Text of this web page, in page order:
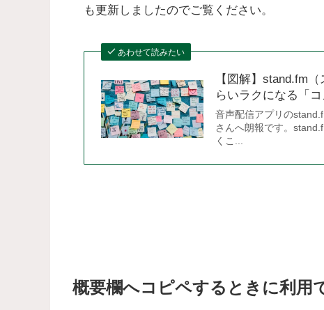
も更新しましたのでご覧ください。
あわせて読みたい
【図解】stand.fm
らいラクになる「
音声配信アプリの
さんへ朗報です。
くこ...
概要欄へコピペするときに利用